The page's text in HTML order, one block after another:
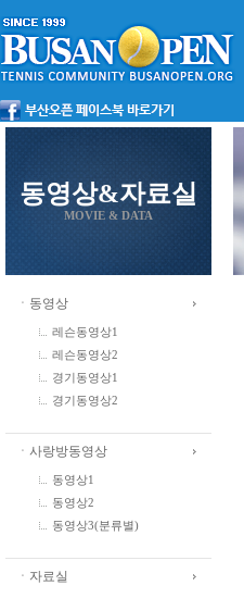
동영상&자료실
MOVIE & DATA
ㆍ동영상
레슨동영상1
레슨동영상2
경기동영상1
경기동영상2
ㆍ사랑방동영상
동영상1
동영상2
동영상3(분류별)
ㆍ자료실